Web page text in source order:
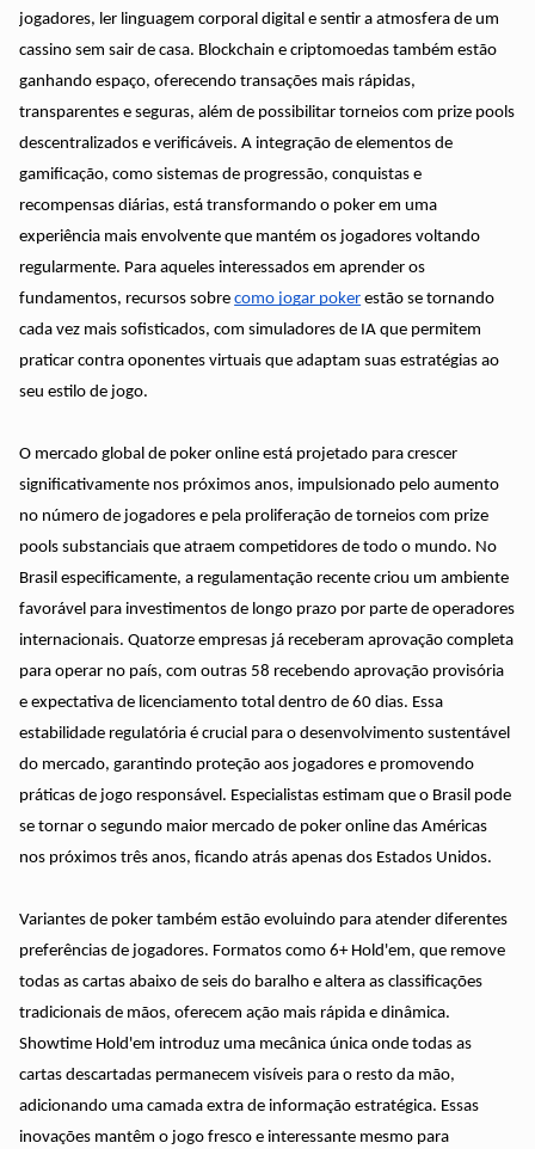
jogadores, ler linguagem corporal digital e sentir a atmosfera de um
cassino sem sair de casa. Blockchain e criptomoedas também estão
ganhando espaço, oferecendo transações mais rápidas,
transparentes e seguras, além de possibilitar torneios com prize pools
descentralizados e verificáveis. A integração de elementos de
gamificação, como sistemas de progressão, conquistas e
recompensas diárias, está transformando o poker em uma
experiência mais envolvente que mantém os jogadores voltando
regularmente. Para aqueles interessados em aprender os
fundamentos, recursos sobrecomo jogar poker estão se tornando
cada vez mais sofisticados, com simuladores de IA que permitem
praticar contra oponentes virtuais que adaptam suas estratégias ao
seu estilo de jogo.
O mercado global de poker online está projetado para crescer
significativamente nos próximos anos, impulsionado pelo aumento
no número de jogadores e pela proliferação de torneios com prize
pools substanciais que atraem competidores de todo o mundo. No
Brasil especificamente, a regulamentação recente criou um ambiente
favorável para investimentos de longo prazo por parte de operadores
internacionais. Quatorze empresas já receberam aprovação completa
para operar no país, com outras 58 recebendo aprovação provisória
e expectativa de licenciamento total dentro de 60 dias. Essa
estabilidade regulatória é crucial para o desenvolvimento sustentável
do mercado, garantindo proteção aos jogadores e promovendo
práticas de jogo responsável. Especialistas estimam que o Brasil pode
se tornar o segundo maior mercado de poker online das Américas
nos próximos três anos, ficando atrás apenas dos Estados Unidos.
Variantes de poker também estão evoluindo para atender diferentes
preferências de jogadores. Formatos como 6+ Hold'em, que remove
todas as cartas abaixo de seis do baralho e altera as classificações
tradicionais de mãos, oferecem ação mais rápida e dinâmica.
Showtime Hold'em introduz uma mecânica única onde todas as
cartas descartadas permanecem visíveis para o resto da mão,
adicionando uma camada extra de informação estratégica. Essas
inovações mantêm o jogo fresco e interessante mesmo para